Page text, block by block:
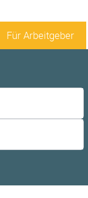
Für Arbeitgeber